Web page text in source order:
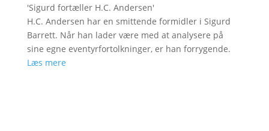
'Sigurd fortæller H.C. Andersen'
H.C. Andersen har en smittende formidler i Sigurd
Barrett. Når han lader være med at analysere på
sine egne eventyrfortolkninger, er han forrygende.
Læs mere